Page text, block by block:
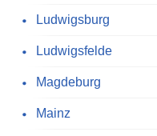
Ludwigsburg
Ludwigsfelde
Magdeburg
Mainz